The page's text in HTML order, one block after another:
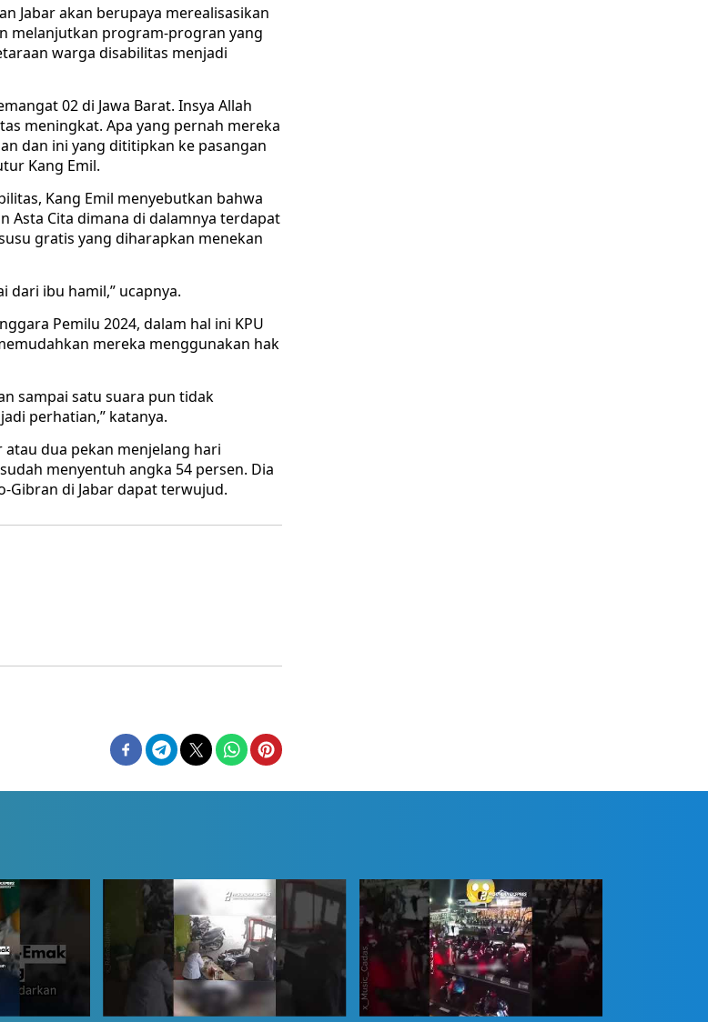
Jabar akan berupaya merealisasikan
melanjutkan program-progran yang
warga disabilitas menjadi
02 di Jawa Barat. Insya Allah
meningkat. Apa yang pernah mereka
dan ini yang dititipkan ke pasangan
Kang Emil.
Kang Emil menyebutkan bahwa
Asta Cita dimana di dalamnya terdapat
gratis yang diharapkan menekan
dari ibu hamil,” ucapnya.
Pemilu 2024, dalam hal ini KPU
mereka menggunakan hak
sampai satu suara pun tidak
perhatian,” katanya.
dua pekan menjelang hari
menyentuh angka 54 persen. Dia
Gibran di Jabar dapat terwujud.